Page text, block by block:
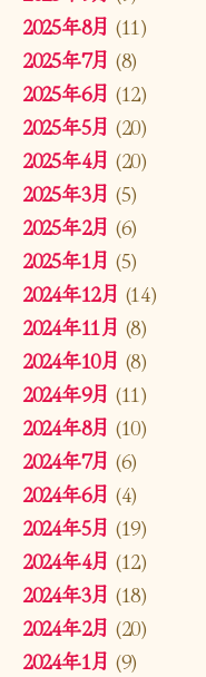
2025年8月 (11)
2025年7月 (8)
2025年6月 (12)
2025年5月 (20)
2025年4月 (20)
2025年3月 (5)
2025年2月 (6)
2025年1月 (5)
2024年12月 (14)
2024年11月 (8)
2024年10月 (8)
2024年9月 (11)
2024年8月 (10)
2024年7月 (6)
2024年6月 (4)
2024年5月 (19)
2024年4月 (12)
2024年3月 (18)
2024年2月 (20)
2024年1月 (9)